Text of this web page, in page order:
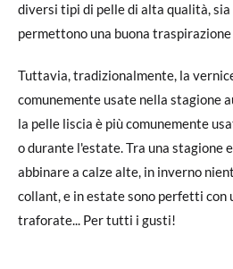
diversi tipi di pelle di alta qualità,
permettono una buona
Tuttavia, tradizionalmente, la
comunemente usate nella stagione
la pelle liscia è più comunemente
o durante l'estate. Tra una stagione
abbinare a calze alte, in inverno
collant, e in estate sono perfetti con
traforate... Per tutti i gusti!